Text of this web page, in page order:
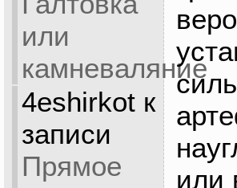
или
камневаляние
4eshirkotк
записи
Прямое
или